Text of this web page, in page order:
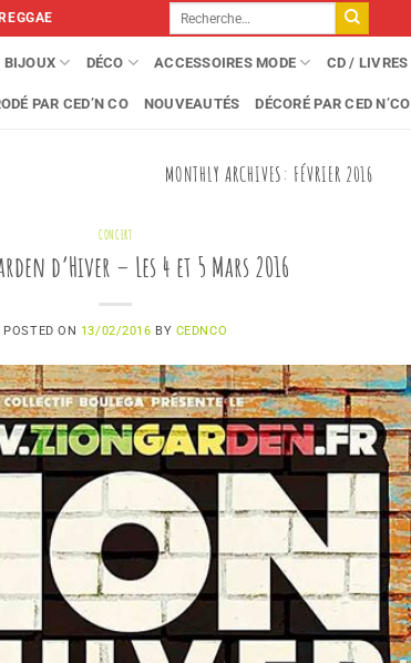
Recherche
pour :
BIJOUX DÉCO ACCESSOIRES MODE CD / LIVRES
PAR CED’N CO NOUVEAUTÉS DÉCORÉ PAR CED N’CO
MONTHLY ARCHIVES: FÉVRIER 2016
CONCERT
d’Hiver – Les 4 et 5 Mars 2016
POSTED ON 13/02/2016 BY CEDNCO